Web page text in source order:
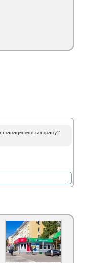
management company?